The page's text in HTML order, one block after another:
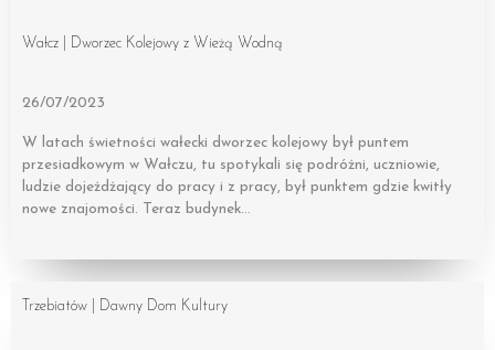
Wałcz | Dworzec Kolejowy z Wieżą Wodną
26/07/2023
W latach świetności wałecki dworzec kolejowy był puntem
przesiadkowym w Wałczu, tu spotykali się podróżni, uczniowie,
ludzie dojeżdżający do pracy i z pracy, był punktem gdzie kwitły
nowe znajomości. Teraz budynek…
Trzebiatów | Dawny Dom Kultury